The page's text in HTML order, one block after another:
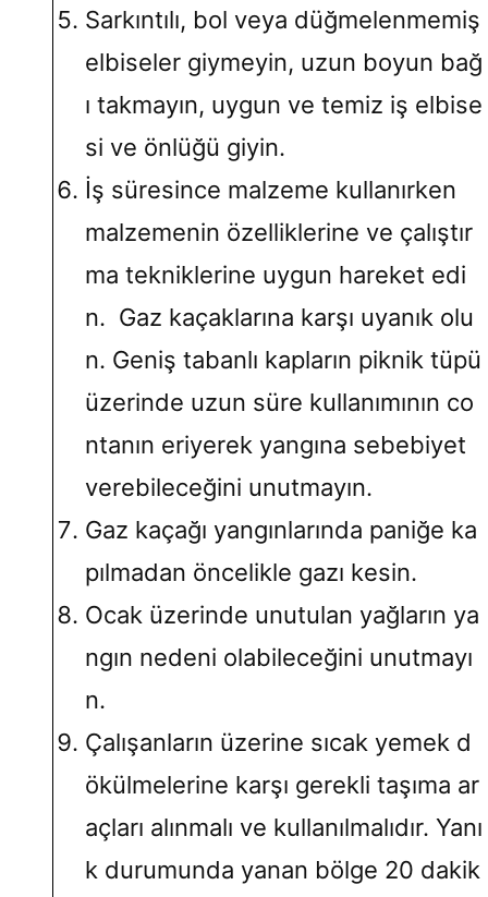
Sarkıntılı, bol veya düğmelenmemiş
elbiseler giymeyin, uzun boyun bağ
ı takmayın, uygun ve temiz iş elbise
si ve önlüğü giyin.
İş süresince malzeme kullanırken
malzemenin özelliklerine ve çalıştır
ma tekniklerine uygun hareket edi
n. Gaz kaçaklarına karşı uyanık olu
n. Geniş tabanlı kapların piknik tüpü
üzerinde uzun süre kullanımının co
ntanın eriyerek yangına sebebiyet
verebileceğini unutmayın.
Gaz kaçağı yangınlarında paniğe ka
pılmadan öncelikle gazı kesin.
Ocak üzerinde unutulan yağların ya
ngın nedeni olabileceğini unutmayı
n.
Çalışanların üzerine sıcak yemek d
ökülmelerine karşı gerekli taşıma ar
açları alınmalı ve kullanılmalıdır. Yanı
k durumunda yanan bölge 20 dakik